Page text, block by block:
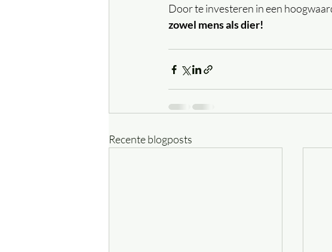
Door te investeren in een
zowel mens als dier!
Recente blogposts